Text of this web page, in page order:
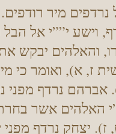
מיר
וישע י””י אל
והאלהים יבקש
ז, א), ואומר כי
נרדף מפני
האלהים אשר
יצחק נרדף